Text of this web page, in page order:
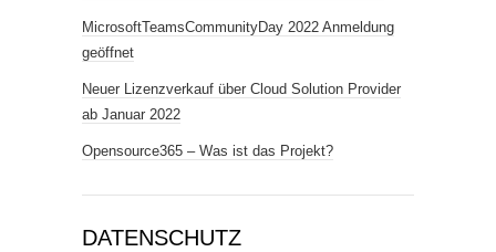
MicrosoftTeamsCommunityDay 2022 Anmeldung
geöffnet
Neuer Lizenzverkauf über Cloud Solution Provider
ab Januar 2022
Opensource365 – Was ist das Projekt?
DATENSCHUTZ